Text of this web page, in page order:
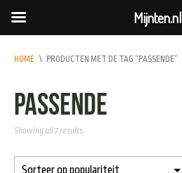
HOME \ PRODUCTEN MET DE TAG “PASSENDE”
passende
Showing all 7 results
Mijnten.nl